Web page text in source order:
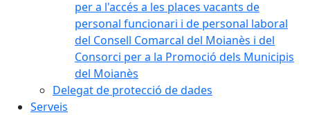
per a l'accés a les places vacants de
personal funcionari i de personal laboral
del Consell Comarcal del Moianès i del
Consorci per a la Promoció dels Municipis
del Moianès
Delegat de protecció de dades
Serveis